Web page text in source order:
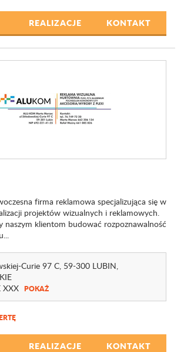
REALIZACJE KONTAKT
firma reklamowa specjalizująca się w
projektów wizualnych i reklamowych.
naszym klientom budować rozpoznawalność
Curie 97 C, 59-300 LUBIN,
XXX POKAŻ
REALIZACJE KONTAKT